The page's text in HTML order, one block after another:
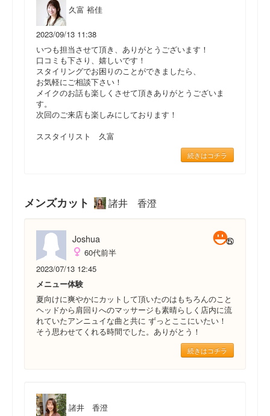
久富 裕佳
2023/09/13 11:38
いつも担当させて頂き、ありがとうございます！
口コミも下さり、嬉しいです！
スタイリングでお困りのことができましたら、
お気軽にご相談下さい！
メイクのお話も楽しくさせて頂きありがとうございま
す。
次回のご来店も楽しみにしております！
ススタイリスト 久富
続きはコチラ
メンズカット 諸井 香澄
Joshua
60代前半
2023/07/13 12:45
メニュー体験
夏向けに爽やかにカットして頂いたのはもちろんのこと
ヘッドから肩回りへのマッサージも素晴らしく店内に流
れていたアンニュイな曲と共に ずっとここにいたい！
そう思わせてくれる時間でした。ありがとう！
続きはコチラ
諸井 香澄